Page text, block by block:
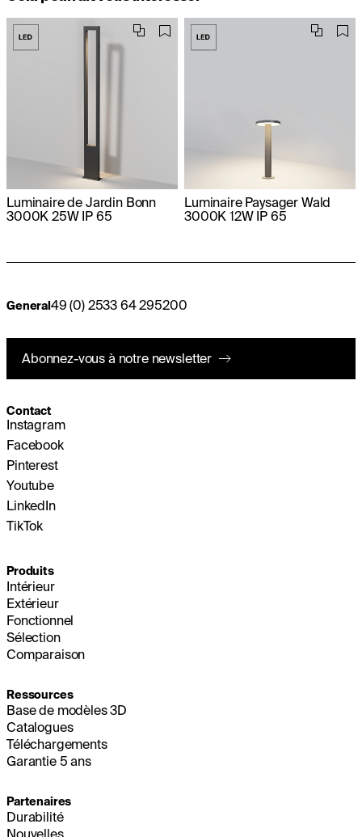
Luminaire de Jardin Bonn
3000K 25W IP 65
Luminaire Paysager Wald
3000K 12W IP 65
General 49 (0) 2533 64 295200
Abonnez-vous à notre newsletter
Contact
Instagram
Facebook
Pinterest
Youtube
LinkedIn
TikTok
Produits
Intérieur
Extérieur
Fonctionnel
Sélection
Comparaison
Ressources
Base de modèles 3D
Catalogues
Téléchargements
Garantie 5 ans
Partenaires
Durabilité
Nouvelles